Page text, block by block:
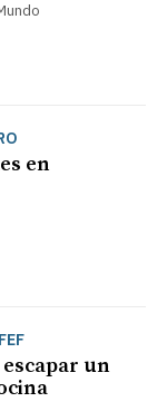
en
un